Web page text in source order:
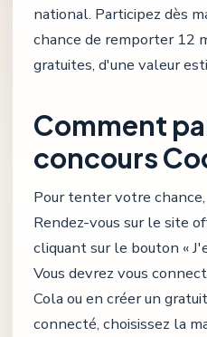
national. Participez dès
chance de remporter 12
gratuites, d'une valeur
Comment
concours
Pour tenter votre
Rendez-vous sur le site
cliquant sur le bouton «
Vous devrez vous
Cola ou en créer un
connecté, choisissez la